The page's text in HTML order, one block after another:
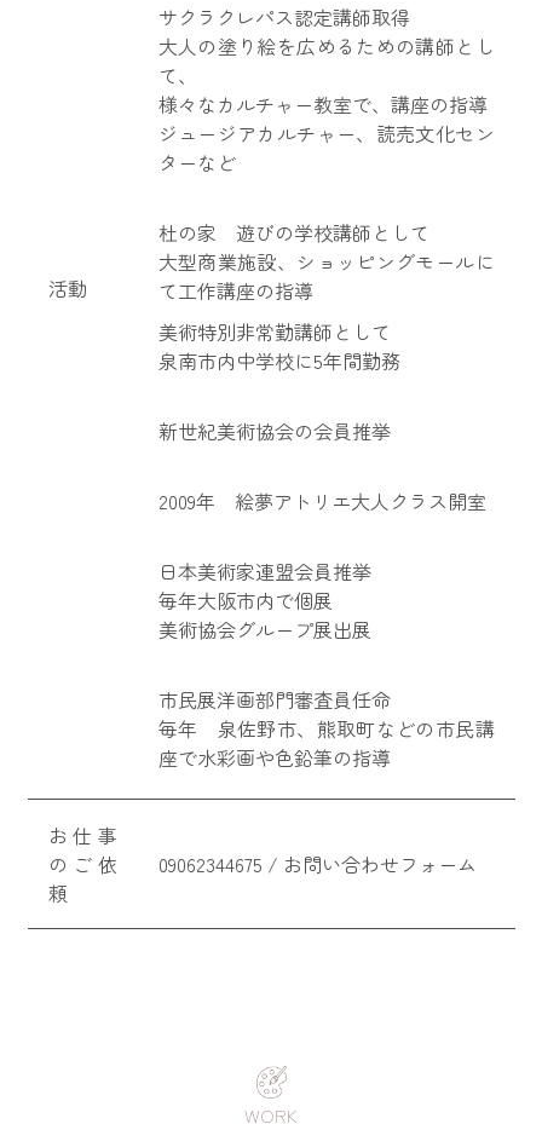
活動
サクラクレパス認定講師取得
大人の塗り絵を広めるための講師とし
て、
様々なカルチャー教室で、講座の指導
ジュージアカルチャー、読売文化セン
ターなど
杜の家 遊びの学校講師として
大型商業施設、ショッピングモールに
て工作講座の指導
美術特別非常勤講師として
泉南市内中学校に5年間勤務
新世紀美術協会の会員推挙
2009年 絵夢アトリエ大人クラス開室
日本美術家連盟会員推挙
毎年大阪市内で個展
美術協会グループ展出展
市民展洋画部門審査員任命
毎年 泉佐野市、熊取町などの市民講
座で水彩画や色鉛筆の指導
お仕事
のご依
頼
09062344675 / お問い合わせフォーム
WORK